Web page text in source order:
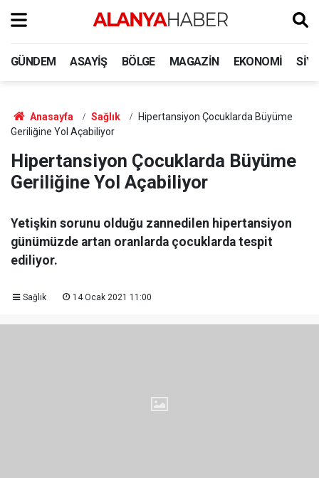
GÜNDEM ASAYIŞ BÖLGE MAGAZIN EKONOMI
Anasayfa Sağlık
Hipertansiyon Çocuklarda Büyüme
Geriliğine Yol Açabiliyor
Hipertansiyon Çocuklarda Büyüme
Geriliğine Yol Açabiliyor
Yetişkin sorunu olduğu zannedilen hipertansiyon
günümüzde artan oranlarda çocuklarda tespit
ediliyor.
Sağlık 14 Ocak 2021 11:00